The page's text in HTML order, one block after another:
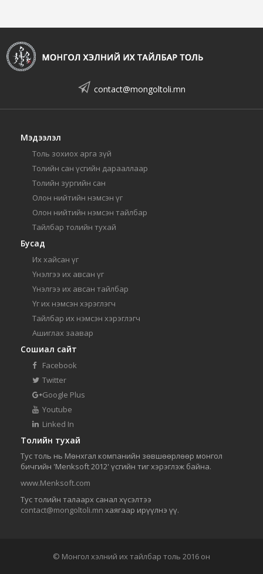
contact@mongoltoli.mn
Мэдээлэл
Толь зохиох арга зүй
Толийн сан үсгийн дарааллаар
Толийн зургийн сан
Олон нийтийн нэмсэн үг
Олон нийтийн нэмсэн тайлбар
Тайлбар толийн тухай
Бусад
Их хайсан үг
Үнэлгээ их авсан үг
Үнэлгээ их авсан тайлбар
Үг их нэмсэн хэрэглэгч
Тайлбар их нэмсэн хэрэглэгч
Ашиглах заавар
Сошиал сайт
Facebook
Twitter
Google Plus
Youtube
Linked In
Толийн тухай
Тус толь нь Мөнхгал компанийн зөвшөөрлөөр монгол
бичгийн 'Menksoft 2012' үсгийн тиг хэрэглэж байна.
www.Menksoft.com
Тус толийн талаарх санал хүсэлтээ
contact@mongoltoli.mn хаягаар ирүүлнэ үү.
© Монгол хэлний их тайлбар толь 2016 он